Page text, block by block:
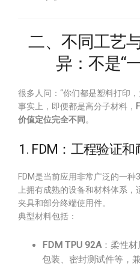
二、不同工艺
异：不是“
很多人问：“你们都是塑料打印
事实上，即便都是高分子材料，
价值定位完全不同 。
1. FDM：工程验证
FDM是当前应用非常广泛的一
上拥有成熟的设备和材料体系
夹具和部分终端使用件。
典型材料包括：
FDM TPU 92A：柔性
包装、密封测试件等，